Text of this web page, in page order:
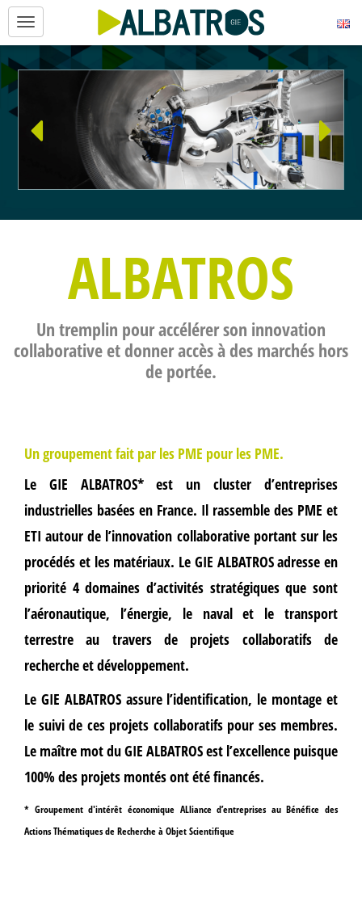
Aller au contenu principal
ALBATROS
Un tremplin pour accélérer son innovation
collaborative et donner accès à des marchés hors
de portée.
Un groupement fait par les PME pour les PME.
Le GIE ALBATROS* est un cluster d’entreprises
industrielles basées en France. Il rassemble des PME et
ETI autour de l’innovation collaborativeportant sur les
procédés et les matériaux. Le GIE ALBATROS adresse en
priorité 4 domaines d’activités stratégiques que sont
l’aéronautique, l’énergie, le naval et le transport
terrestre au travers de projets collaboratifsde
recherche et développement.
Le GIE ALBATROS assure l’identification, le montage et
le suivi de ces projets collaboratifs pour ses membres.
Le maître mot du GIE ALBATROS est l’excellence puisque
100% des projets montés ont été financés.
* Groupement d'intérêt économique ALliance d’entreprises auBénéfice des
ActionsThématiques deRecherche à ObjetScientifique